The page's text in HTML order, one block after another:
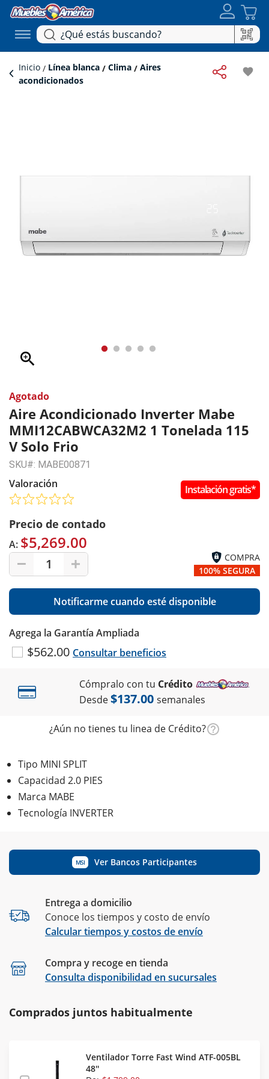
Inicio Línea blanca Clima
Aires
acondicionados
favorite
zoom_in
Agotado
Aire Acondicionado Inverter Mabe
MMI12CABWCA32M2 1 Tonelada 115
V Solo Frio
SKU#: MABE00871
Valoración
Precio de contado
A: $5,269.00
1
Instalación gratis*
COMPRA
100% SEGURA
Notificarme cuando esté disponible
Agrega la Garantía Ampliada
$562.00 Consultar beneficios
Cómpralo con tu Crédito
Desde$137.00 semanales
¿Aún no tienes tu linea de Crédito?
Tipo MINI SPLIT
Capacidad 2.0 PIES
Marca MABE
Tecnología INVERTER
MSI Ver Bancos Participantes
Entrega a domicilio
Conoce los tiempos y costo de envío
Calcular tiempos y costos de envío
Compra y recoge en tienda
Consulta disponibilidad en sucursales
Comprados juntos habitualmente
Ventilador Torre Fast Wind ATF-005BL
48''